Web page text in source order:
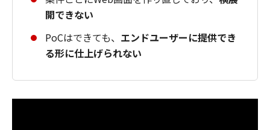
開できない
PoCはできても、 エンドユーザーに提供でき
る形に仕上げられない